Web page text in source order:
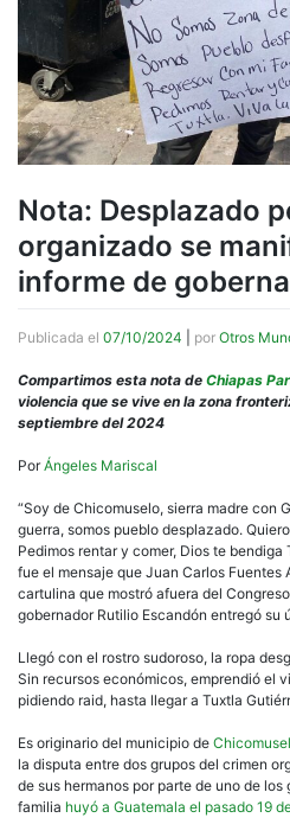
Nota: Desplazado
organizado se
informe de
Publicada el 07/10/2024 por Otros
Compartimos esta nota de Chiapas
violencia que se vive en la zona
septiembre del 2024
PorÁngeles Mariscal
“Soy de Chicomuselo, sierra madre con
guerra, somos pueblo desplazado.
Pedimos rentar y comer, Dios te bendiga
fue el mensaje que Juan Carlos Fuentes
cartulina que mostró afuera del
gobernador Rutilio Escandón entregó su
Llegó con el rostro sudoroso, la ropa
Sin recursos económicos, emprendió el
pidiendo raid, hasta llegar a Tuxtla
Es originario del municipio de
la disputa entre dos grupos del crimen
de sus hermanos por parte de uno de
familia huyó a Guatemala el pasado 19